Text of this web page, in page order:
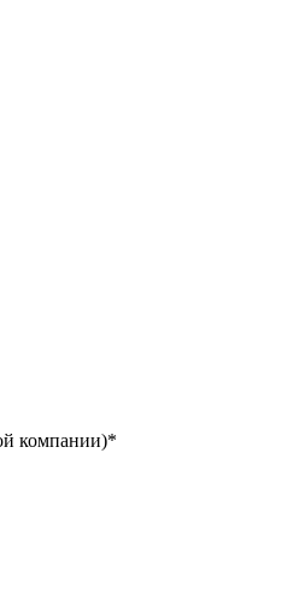
компании)*